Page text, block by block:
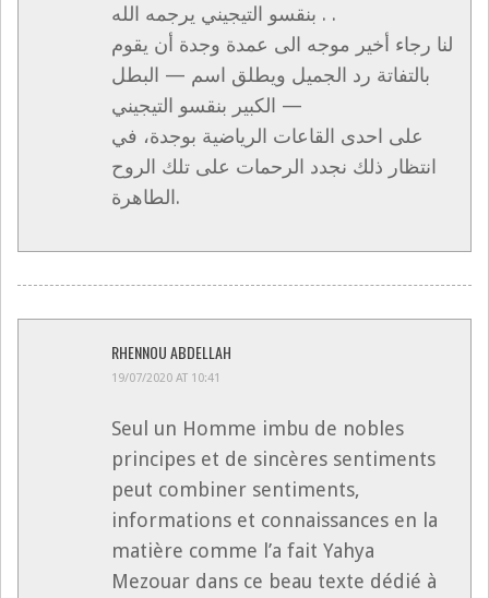
بنقسو التيجيني يرجمه الله . .
لنا رجاء أخير موجه الى عمدة وجدة أن يقوم
بالتفاتة رد الجميل ويطلق اسم — البطل
الكبير بنقسو التيجيني —
على احدى القاعات الرياضية بوجدة، في
انتظار ذلك نجدد الرحمات على تلك الروح
الطاهرة.
RHENNOU ABDELLAH
19/07/2020 AT 10:41
Seul un Homme imbu de nobles
principes et de sincères sentiments
peut combiner sentiments,
informations et connaissances en la
matière comme l’a fait Yahya
Mezouar dans ce beau texte dédié à